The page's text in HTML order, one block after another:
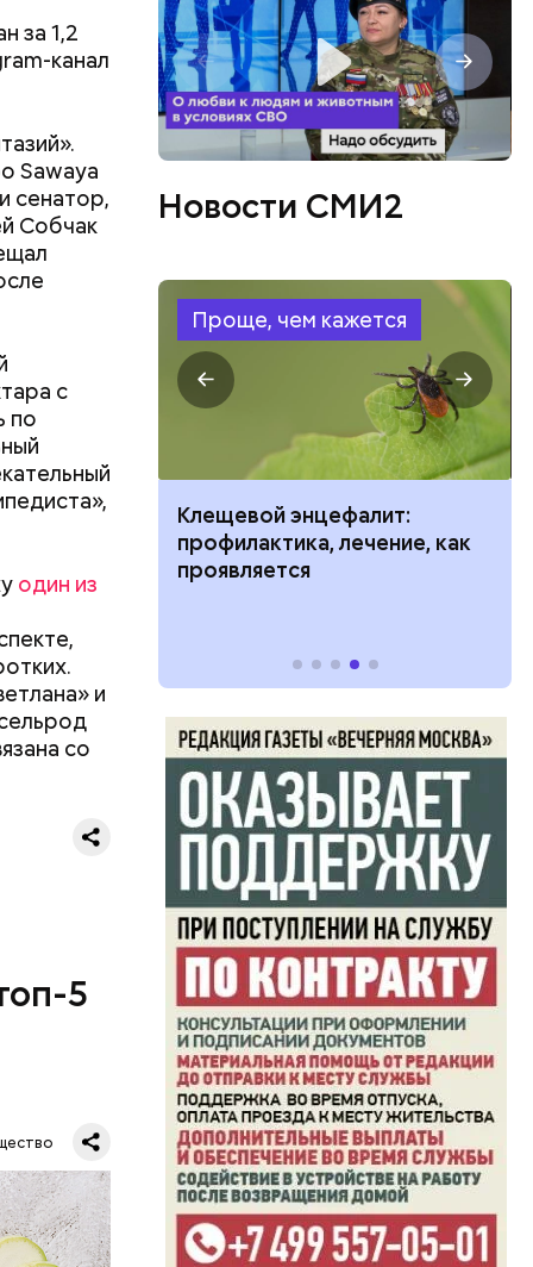
за 1,2
канал
Sawaya
сенатор,
Собчак
с
по
один из
и
со
5
Новости СМИ2
Проще, чем кажется
развитие
Клещевой энцефалит:
профилактика, лечение, как
проявляется